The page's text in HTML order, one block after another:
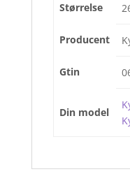
Størrelse
Producent
Gtin
Din model